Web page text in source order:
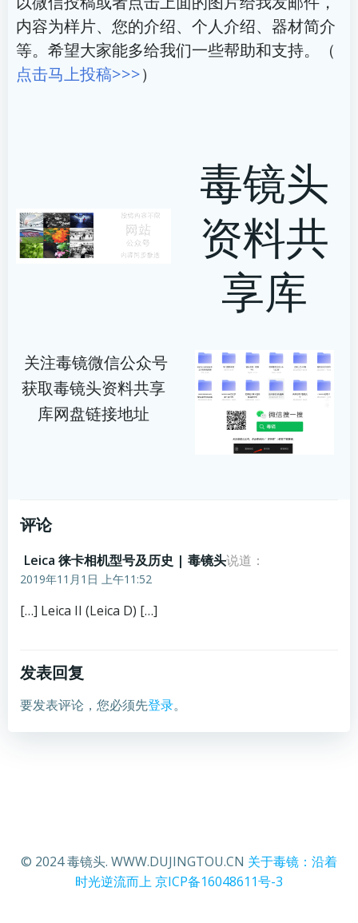
内容为样片、您的介绍、个人介绍、器材简介
等。希望大家能多给我们一些帮助和支持。（
点击马上投稿>>>）
毒镜头
资料共
享库
关注毒镜微信公众号
获取毒镜头资料共享
库网盘链接地址
评论
Leica 徕卡相机型号及历史 | 毒镜头说道：
2019年11月1日 上午11:52
[…] Leica II (Leica D) […]
发表回复
要发表评论，您必须先登录。
© 2024 毒镜头. WWW.DUJINGTOU.CN 关于毒镜：沿着
时光逆流而上京ICP备16048611号-3